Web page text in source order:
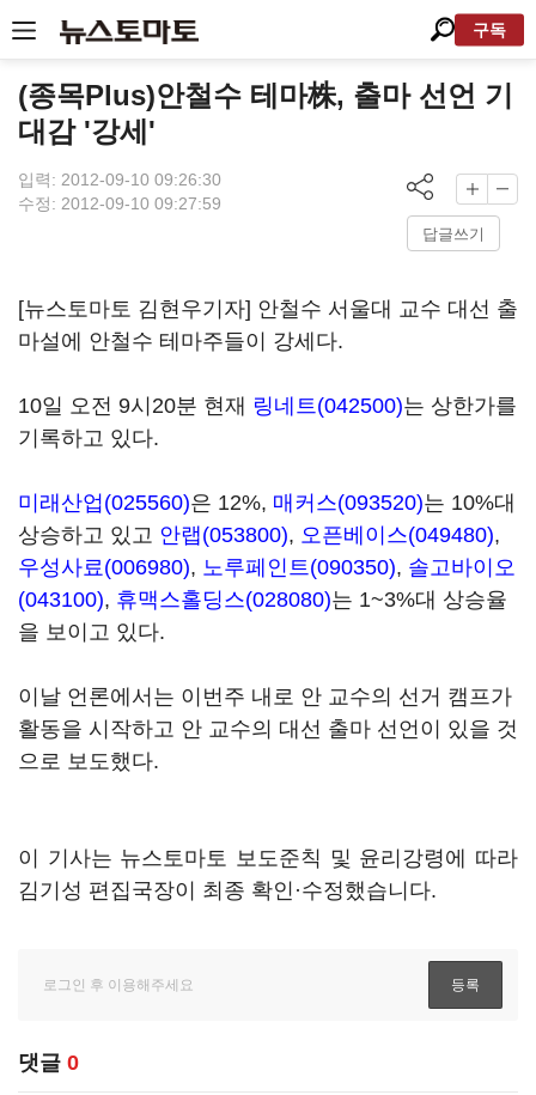
구독
(종목Plus)안철수 테마株, 출마 선언 기
대감 '강세'
입력: 2012-09-10 09:26:30
수정: 2012-09-10 09:27:59
답글쓰기
[뉴스토마토 김현우기자] 안철수 서울대 교수 대선 출
마설에 안철수 테마주들이 강세다.
10일 오전 9시20분 현재 링네트(042500)는 상한가를
기록하고 있다.
미래산업(025560)은 12%, 매커스(093520)는 10%대
상승하고 있고 안랩(053800), 오픈베이스(049480),
우성사료(006980), 노루페인트(090350), 솔고바이오
(043100), 휴맥스홀딩스(028080)는 1~3%대 상승율
을 보이고 있다.
이날 언론에서는 이번주 내로 안 교수의 선거 캠프가
활동을 시작하고 안 교수의 대선 출마 선언이 있을 것
으로 보도했다.
이 기사는 뉴스토마토 보도준칙 및 윤리강령에 따라
김기성 편집국장이 최종 확인·수정했습니다.
댓글 0